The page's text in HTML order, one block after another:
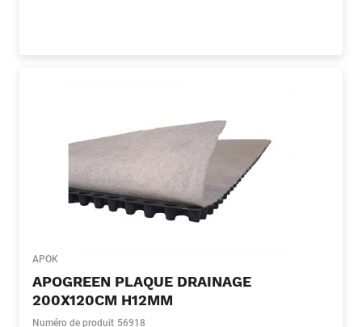
APOK
APOGREEN PLAQUE DRAINAGE
200X120CM H12MM
Numéro de produit 56918